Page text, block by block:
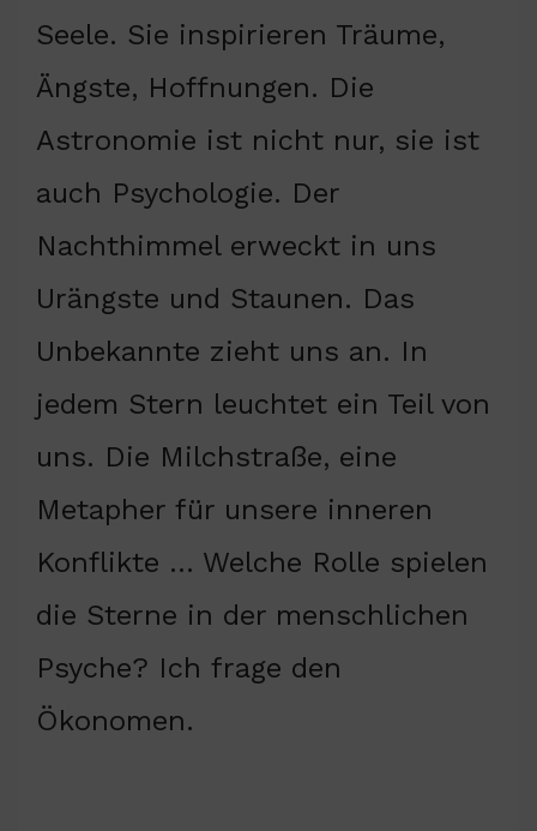
Seele. Sie inspirieren Träume,
Ängste, Hoffnungen. Die
Astronomie ist nicht nur, sie ist
auch Psychologie. Der
Nachthimmel erweckt in uns
Urängste und Staunen. Das
Unbekannte zieht uns an. In
jedem Stern leuchtet ein Teil von
uns. Die Milchstraße, eine
Metapher für unsere inneren
Konflikte … Welche Rolle spielen
die Sterne in der menschlichen
Psyche? Ich frage den
Ökonomen.